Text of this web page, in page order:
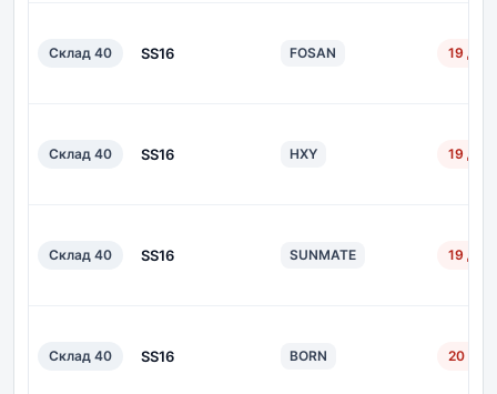
Склад 40 SS16 FOSAN 19 дн.
Склад 40 SS16 HXY 19 дн.
Склад 40 SS16 SUNMATE 19 дн.
Склад 40 SS16 BORN 20 дн.